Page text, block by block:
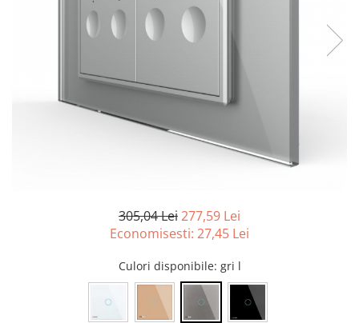
Tablouri Organizare
Cutii Sigurante
Gama Legrand
Gama Noark
Accesorii Tablou-Sigurante
Jgheaburi Metalice Perforate
305,04 Lei277,59 Lei
Economisesti: 27,45 Lei
Culori disponibile: gri l